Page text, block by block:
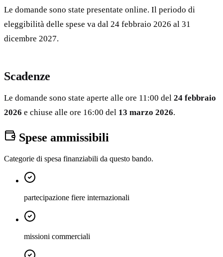
Le domande sono state presentate online. Il periodo di
eleggibilità delle spese va dal 24 febbraio 2026 al 31
dicembre 2027.
Scadenze
Le domande sono state aperte alle ore 11:00 del 24 febbraio
2026 e chiuse alle ore 16:00 del 13 marzo 2026.
Spese ammissibili
Categorie di spesa finanziabili da questo bando.
partecipazione fiere internazionali
missioni commerciali